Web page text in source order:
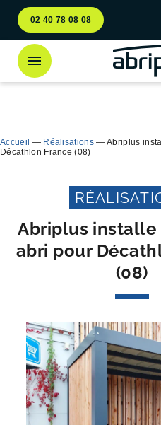
Aller
au
menu
Aller au
contenu
02 40 78 08 08
Accueil — Réalisations —Abriplus
Décathlon France (08)
Abriplus installe
abri pour
(08)